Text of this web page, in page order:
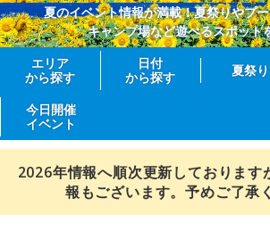
夏のイベント情報が満載！夏祭りやプ
キャンプ場など遊べるスポット
エリア
から探す
日付
から探す
夏祭り
今日開催
イベント
2026年情報へ順次更新しております
報もございます。予めご了承